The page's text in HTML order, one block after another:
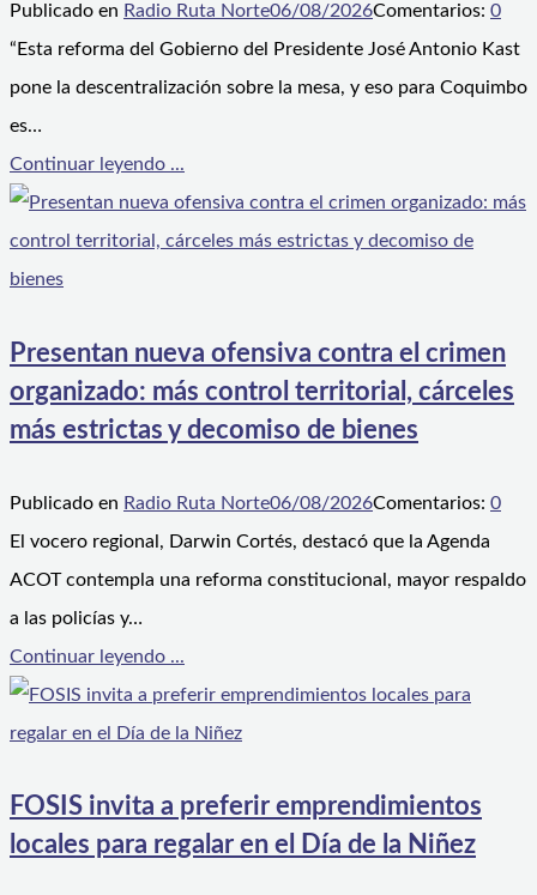
Publicado en Radio Ruta Norte06/08/2026Comentarios: 0
“Esta reforma del Gobierno del Presidente José Antonio Kast
pone la descentralización sobre la mesa, y eso para Coquimbo
es…
Continuar leyendo ...
Presentan nueva ofensiva contra el crimen
organizado: más control territorial, cárceles
más estrictas y decomiso de bienes
Publicado en Radio Ruta Norte06/08/2026Comentarios: 0
El vocero regional, Darwin Cortés, destacó que la Agenda
ACOT contempla una reforma constitucional, mayor respaldo
a las policías y…
Continuar leyendo ...
FOSIS invita a preferir emprendimientos
locales para regalar en el Día de la Niñez